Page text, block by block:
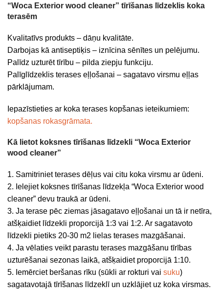
“Woca Exterior wood cleaner” tīrīšanas līdzeklis koka
terasēm
Kvalitatīvs produkts – dāņu kvalitāte.
Darbojas kā antiseptiķis – iznīcina sēnītes un pelējumu.
Palīdz uzturēt tīrību – pilda ziepju funkciju.
Palīglīdzeklis terases eļļošanai – sagatavo virsmu eļļas
pārklājumam.
Iepazīstieties ar koka terases kopšanas ieteikumiem:
kopšanas rokasgrāmata.
Kā lietot koksnes tīrīšanas līdzekli “Woca Exterior
wood cleaner”
1. Samitriniet terases dēļus vai citu koka virsmu ar ūdeni.
2. Ielejiet koksnes tīrīšanas līdzekļa “Woca Exterior wood
cleaner” devu traukā ar ūdeni.
3. Ja terase pēc ziemas jāsagatavo eļļošanai un tā ir netīra,
atšķaidiet līdzekli proporcijā 1:3 vai 1:2. Ar sagatavoto
līdzekli pietiks 20-30 m2 lielas terases mazgāšanai.
4. Ja vēlaties veikt parastu terases mazgāšanu tīrības
uzturēšanai sezonas laikā, atšķaidiet proporcijā 1:10.
5. Iemērciet beršanas rīku (sūkli ar rokturi vai suku)
sagatavotajā tīrīšanas līdzeklī un uzklājiet uz koka virsmas.